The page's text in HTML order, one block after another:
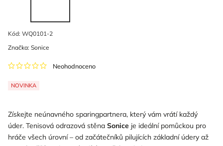
Kód: WQ0101-2
NOVINKA
Neohodnoceno
Získejte neúnavného sparingpartnera, který vám vrátí každý
úder. Tenisová odrazová stěna Sonice je ideální pomůckou pro
hráče všech úrovní – od začátečníků pilujících základní údery až
Značka: Sonice